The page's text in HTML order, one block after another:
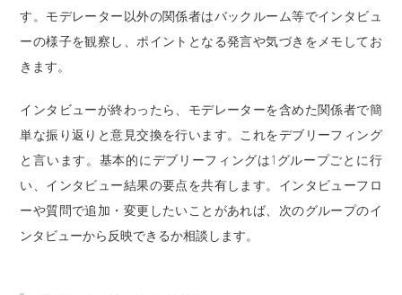
す。モデレーター以外の関係者はバックルーム等でインタビュ
ーの様子を観察し、ポイントとなる発言や気づきをメモしてお
きます。
インタビューが終わったら、モデレーターを含めた関係者で簡
単な振り返りと意見交換を行います。これをデブリーフィング
と言います。基本的にデブリーフィングは1グループごとに行
い、インタビュー結果の要点を共有します。インタビューフロ
ーや質問で追加・変更したいことがあれば、次のグループのイ
ンタビューから反映できるか相談します。